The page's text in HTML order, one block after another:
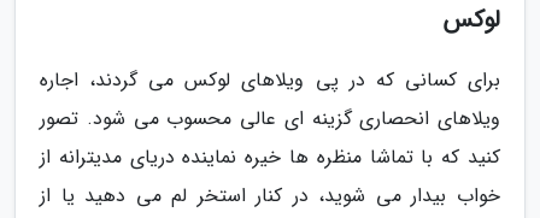
لوکس
برای کسانی که در پی ویلاهای لوکس می گردند، اجاره
ویلاهای انحصاری گزینه ای عالی محسوب می شود. تصور
کنید که با تماشا منظره ها خیره نماینده دریای مدیترانه از
خواب بیدار می شوید، در کنار استخر لم می دهید یا از